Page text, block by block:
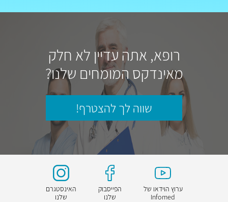
רופא, אתה עדיין לא חלק
מאינדקס המומחים שלנו?
שווה לך להצטרף!
ערוץ הוידאו של
Infomed
הפייסבוק
שלנו
האינסטגרם
שלנו